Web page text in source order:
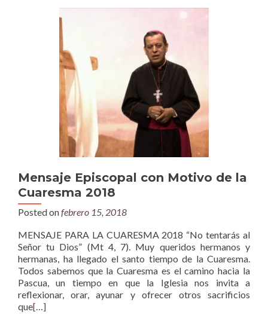
Mensaje Episcopal con Motivo de la
Cuaresma 2018
Posted onfebrero 15, 2018
MENSAJE PARA LA CUARESMA 2018 “No tentarás al
Señor tu Dios” (Mt 4, 7). Muy queridos hermanos y
hermanas, ha llegado el santo tiempo de la Cuaresma.
Todos sabemos que la Cuaresma es el camino hacia la
Pascua, un tiempo en que la Iglesia nos invita a
reflexionar, orar, ayunar y ofrecer otros sacrificios
que[…]